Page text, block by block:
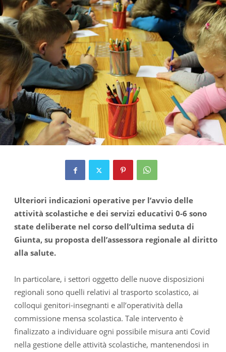
Ulteriori indicazioni operative per l’avvio delle
attività scolastiche e dei servizi educativi 0-6 sono
state deliberate nel corso dell’ultima seduta di
Giunta, su proposta dell’assessora regionale al diritto
alla salute.
In particolare, i settori oggetto delle nuove disposizioni
regionali sono quelli relativi al trasporto scolastico, ai
colloqui genitori-insegnanti e all’operatività della
commissione mensa scolastica. Tale intervento è
finalizzato a individuare ogni possibile misura anti Covid
nella gestione delle attività scolastiche, mantenendosi in